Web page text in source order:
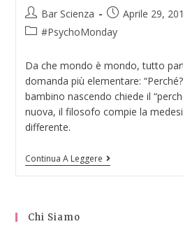
Bar Scienza
Aprile 29,
#PsychoMonday
Da che mondo è mondo, tutto
domanda più elementare:
bambino nascendo chiede il
nuova, il filosofo compie la
differente.
Continua A Leggere
Chi Siamo